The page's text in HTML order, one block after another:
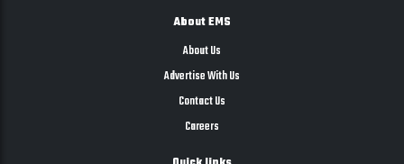
About EMS
About Us
Advertise With Us
Contact Us
Careers